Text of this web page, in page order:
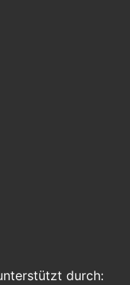
durch: